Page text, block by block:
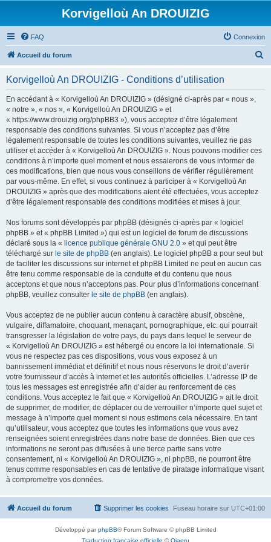
Korvigelloù An DROUIZIG
FAQ Connexion
Accueil du forum
Korvigelloù An DROUIZIG - Conditions d’utilisation
En accédant à « Korvigelloù An DROUIZIG » (désigné ci-après par « nous »,
« notre », « nos », « Korvigelloù An DROUIZIG » et
« https://www.drouizig.org/phpBB3 »), vous acceptez d’être légalement
responsable des conditions suivantes. Si vous n’acceptez pas d’être
légalement responsable de toutes les conditions suivantes, veuillez ne pas
utiliser et accéder à « Korvigelloù An DROUIZIG ». Nous pouvons modifier ces
conditions à n’importe quel moment et nous essaierons de vous informer de
ces modifications, bien que nous vous conseillons de vérifier régulièrement
par vous-même. En effet, si vous continuez à participer à « Korvigelloù An
DROUIZIG » après que des modifications aient été effectuées, vous acceptez
d’être légalement responsable des conditions modifiées et mises à jour.
Nos forums sont développés par phpBB (désignés ci-après par « logiciel
phpBB » et « phpBB Limited ») qui est un logiciel de forum de discussions
déclaré sous la « licence publique générale GNU 2.0 » et qui peut être
téléchargé sur le site de phpBB (en anglais). Le logiciel phpBB a pour seul but
de faciliter les discussions sur internet et phpBB Limited ne peut en aucun cas
être tenu comme responsable de la conduite et du contenu que nous
acceptons et que nous n’acceptons pas. Pour plus d’informations concernant
phpBB, veuillez consulter le site de phpBB (en anglais).
Vous acceptez de ne publier aucun contenu à caractère abusif, obscène,
vulgaire, diffamatoire, choquant, menaçant, pornographique, etc. qui pourrait
transgresser la législation de votre pays, du pays dans lequel le serveur de
« Korvigelloù An DROUIZIG » est hébergé ou encore la loi internationale. Si
vous ne respectez pas ces dispositions, vous vous exposez à un
bannissement immédiat et définitif et nous nous réservons le droit d’avertir
votre fournisseur d’accès à internet et les autorités officielles. L’adresse IP de
tous les messages est enregistrée afin d’aider au renforcement de ces
conditions. Vous acceptez le fait que « Korvigelloù An DROUIZIG » ait le droit
de supprimer, de modifier, de déplacer ou de verrouiller n’importe quel sujet et
message à n’importe quel moment si nous estimons cela nécessaire. En tant
qu’utilisateur, vous acceptez que toutes les informations que vous avez
renseignées soient enregistrées dans notre base de données. Bien que ces
informations ne seront pas diffusées à une tierce partie sans votre
consentement, ni « Korvigelloù An DROUIZIG », ni phpBB, ne pourront être
tenus comme responsables en cas de tentative de piratage informatique visant
à compromettre vos données.
Accueil du forum Fuseau horaire sur UTC+01:00
Supprimer les cookies
Développé parphpBB® Forum Software © phpBB Limited
Traduction française officielle ©Qiaeru